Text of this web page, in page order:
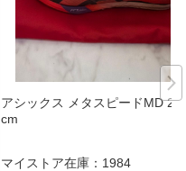
アシックス メタスピードMD 27
cm
マイストア在庫： 1984